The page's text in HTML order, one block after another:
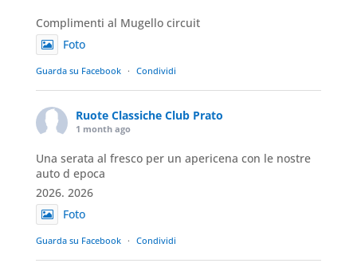
Complimenti al Mugello circuit
Foto
Guarda su Facebook · Condividi
Ruote Classiche Club Prato
1 month ago
Una serata al fresco per un apericena con le nostre
auto d epoca
2026. 2026
Foto
Guarda su Facebook · Condividi